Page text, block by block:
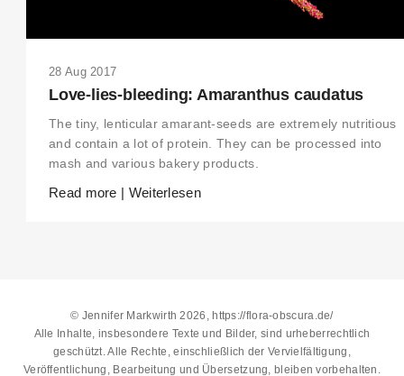
28 Aug 2017
Love-lies-bleeding: Amaranthus caudatus
The tiny, lenticular amarant-seeds are extremely nutritious
and contain a lot of protein. They can be processed into
mash and various bakery products.
Read more | Weiterlesen
© Jennifer Markwirth 2026, https://flora-obscura.de/
Alle Inhalte, insbesondere Texte und Bilder, sind urheberrechtlich
geschützt. Alle Rechte, einschließlich der Vervielfältigung,
Veröffentlichung, Bearbeitung und Übersetzung, bleiben vorbehalten.